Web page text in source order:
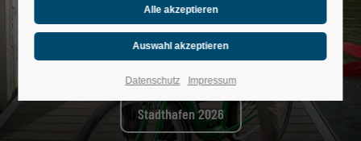
Stadthafen 2026
Datenschutz Impressum